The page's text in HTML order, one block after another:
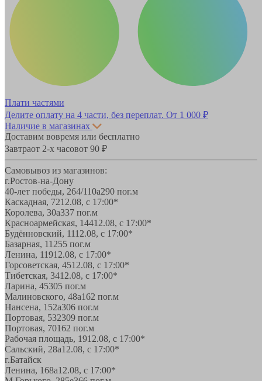
Плати частями
Делите оплату на 4 части, без переплат. От 1 000 ₽
Наличие в магазинах
Доставим вовремя или бесплатно
Завтраот 2-х часовот 90 ₽
Самовывоз из магазинов:
г.Ростов-на-Дону
40-лет победы, 264/110а290 пог.м
Каскадная, 7212.08, с 17:00*
Королева, 30а337 пог.м
Красноармейская, 14412.08, с 17:00*
Будённовский, 1112.08, с 17:00*
Базарная, 11 255 пог.м
Ленина, 11912.08, с 17:00*
Горсоветская, 4512.08, с 17:00*
Тибетская, 3412.08, с 17:00*
Ларина, 45305 пог.м
Малиновского, 48а162 пог.м
Нансена, 152а306 пог.м
Портовая, 532309 пог.м
Портовая, 70162 пог.м
Рабочая площадь, 1912.08, с 17:00*
Сальский, 28a12.08, с 17:00*
г.Батайск
Ленина, 168а12.08, с 17:00*